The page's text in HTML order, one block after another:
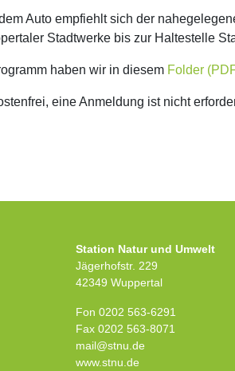
Auto empfiehlt sich der
Stadtwerke bis zur Haltestelle
haben wir in diesem Folder
eine Anmeldung ist nicht
Station Natur und Umwelt
Jägerhofstr. 229
42349 Wuppertal
Fon 0202 563-6291
Fax 0202 563-8071
mail@stnu.de
www.stnu.de